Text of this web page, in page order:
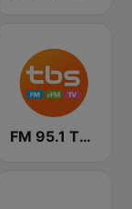
FM 95.1 TBS fm